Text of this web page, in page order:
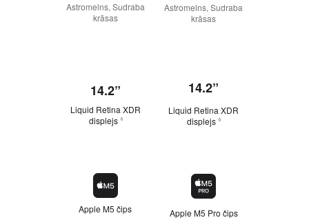
Astromelns, Sudraba
krāsas
14.2”
Liquid Retina XDR
displejs ◊
Apple M5 čips
Astromelns, Sudraba
krāsas
14.2”
Liquid Retina XDR
displejs ◊
Apple M5 Pro čips